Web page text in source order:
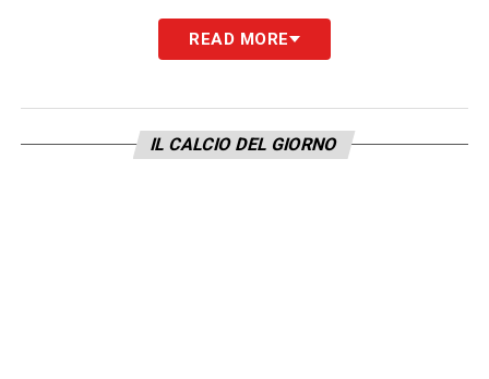
READ MORE
IL CALCIO DEL GIORNO